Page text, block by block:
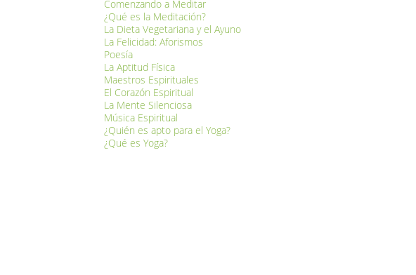
Comenzando a Meditar
¿Qué es la Meditación?
La Dieta Vegetariana y el Ayuno
La Felicidad: Aforismos
Poesía
La Aptitud Física
Maestros Espirituales
El Corazón Espiritual
La Mente Silenciosa
Música Espiritual
¿Quién es apto para el Yoga?
¿Qué es Yoga?